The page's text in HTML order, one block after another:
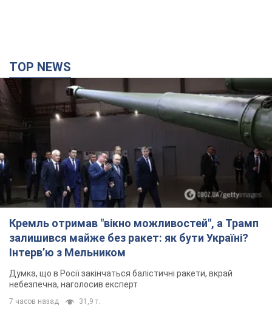
TOP NEWS
Кремль отримав "вікно можливостей", а Трамп
залишився майже без ракет: як бути Україні?
Інтерв’ю з Мельником
Думка, що в Росії закінчаться балістичні ракети, вкрай
небезпечна, наголосив експерт
7 часов назад 31,9 т.